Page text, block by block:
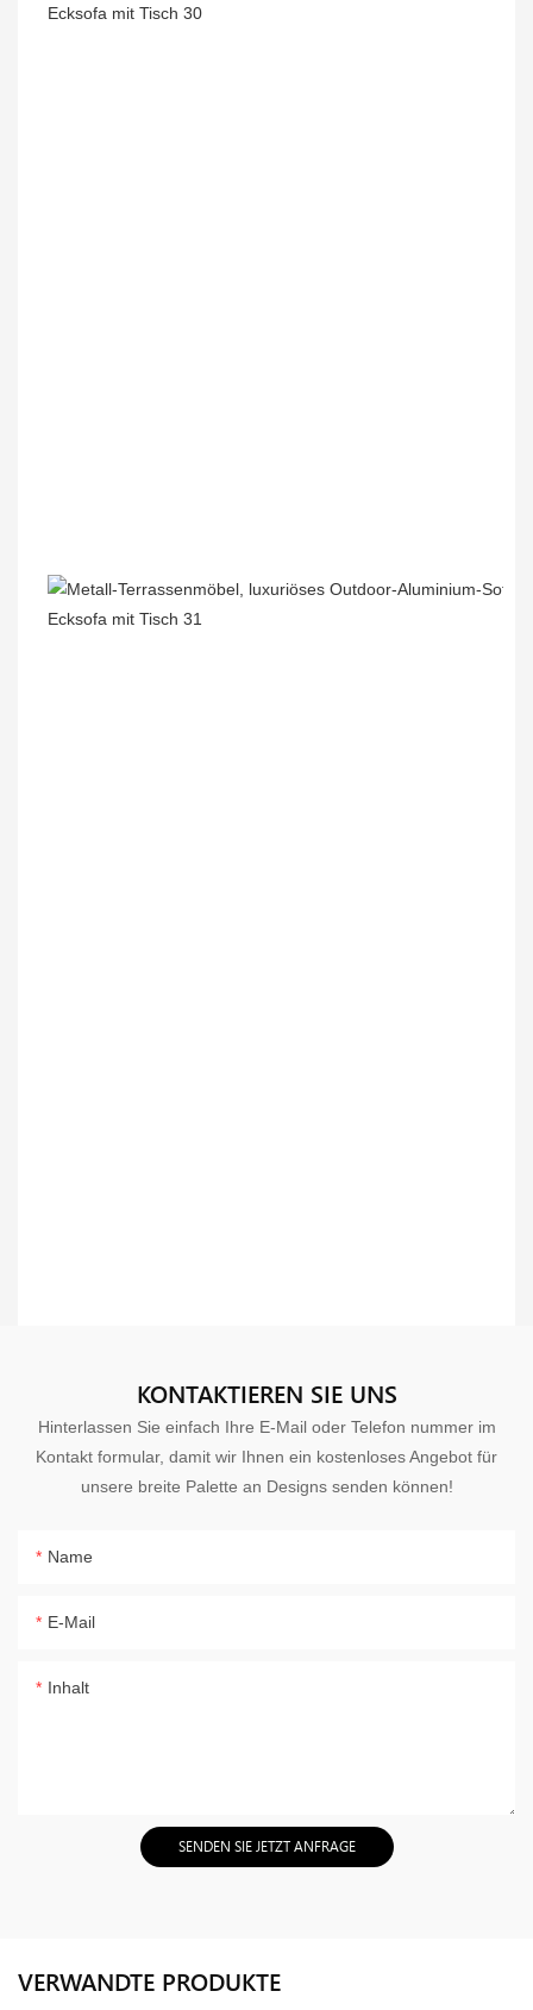
KONTAKTIEREN SIE UNS
Hinterlassen Sie einfach Ihre E-Mail oder Telefon nummer im
Kontakt formular, damit wir Ihnen ein kostenloses Angebot für
unsere breite Palette an Designs senden können!
Name
E-Mail
Inhalt
SENDEN SIE JETZT ANFRAGE
VERWANDTE PRODUKTE